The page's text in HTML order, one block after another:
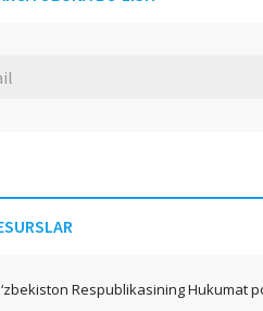
Respublikasining Hukumat